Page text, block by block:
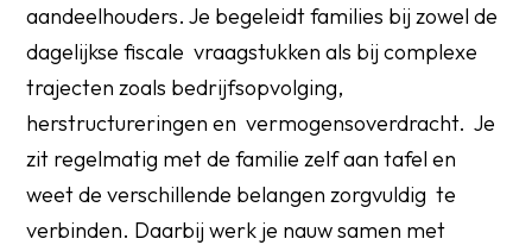
aandeelhouders. Je begeleidt families bij zowel de
dagelijkse fiscale vraagstukken als bij complexe
trajecten zoals bedrijfsopvolging,
herstructureringen en vermogensoverdracht. Je
zit regelmatig met de familie zelf aan tafel en
weet de verschillende belangen zorgvuldig te
verbinden. Daarbij werk je nauw samen met